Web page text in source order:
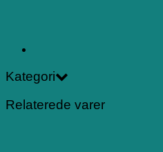
Kategori
Relaterede varer